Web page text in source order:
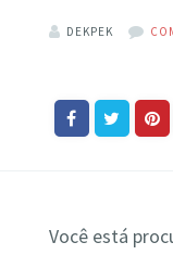
DEKPEK
Você está